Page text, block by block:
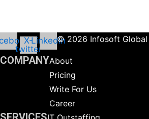
X-
twitter
Linkedin
© 2026 Infosoft
COMPANYAbout
Pricing
Write For Us
Career